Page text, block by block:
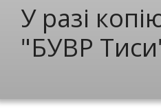
У разі
"БУВР